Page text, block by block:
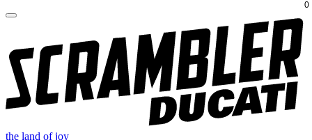
the land of joy
0